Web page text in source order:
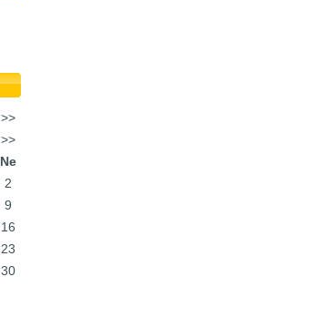
>>
>>
Ne
2
9
16
23
30